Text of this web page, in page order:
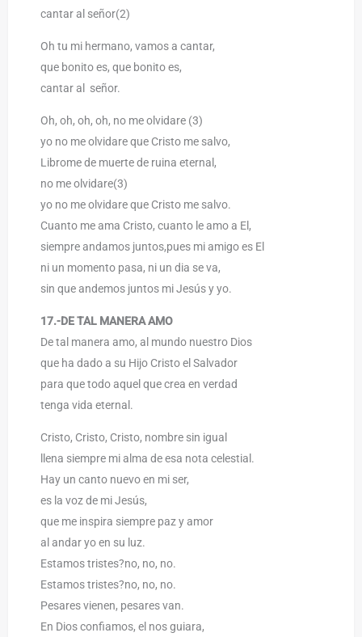
cantar al señor(2)
Oh tu mi hermano, vamos a cantar,
que bonito es, que bonito es,
cantar al señor.
Oh, oh, oh, oh, no me olvidare (3)
yo no me olvidare que Cristo me salvo,
Librome de muerte de ruina eternal,
no me olvidare(3)
yo no me olvidare que Cristo me salvo.
Cuanto me ama Cristo, cuanto le amo a El,
siempre andamos juntos,pues mi amigo es El
ni un momento pasa, ni un dia se va,
sin que andemos juntos mi Jesús y yo.
17.-DE TAL MANERA AMO
De tal manera amo, al mundo nuestro Dios
que ha dado a su Hijo Cristo el Salvador
para que todo aquel que crea en verdad
tenga vida eternal.
Cristo, Cristo, Cristo, nombre sin igual
llena siempre mi alma de esa nota celestial.
Hay un canto nuevo en mi ser,
es la voz de mi Jesús,
que me inspira siempre paz y amor
al andar yo en su luz.
Estamos tristes?no, no, no.
Estamos tristes?no, no, no.
Pesares vienen, pesares van.
En Dios confiamos, el nos guiara,